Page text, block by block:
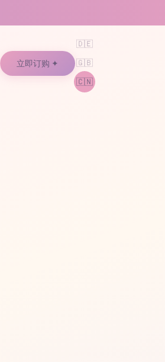
立即订购 ✦
🇩🇪
🇬🇧
🇨🇳